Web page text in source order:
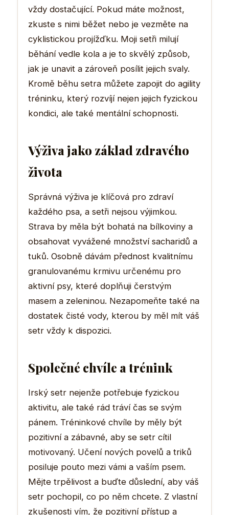
vždy dostačující. Pokud máte možnost,
zkuste s nimi běžet nebo je vezměte na
cyklistickou projížďku. Moji setři milují
běhání vedle kola a je to skvělý způsob,
jak je unavit a zároveň posílit jejich svaly.
Kromě běhu setra můžete zapojit do agility
tréninku, který rozvíjí nejen jejich fyzickou
kondici, ale také mentální schopnosti.
Výživa jako základ zdravého
života
Správná výživa je klíčová pro zdraví
každého psa, a setři nejsou výjimkou.
Strava by měla být bohatá na bílkoviny a
obsahovat vyvážené množství sacharidů a
tuků. Osobně dávám přednost kvalitnímu
granulovanému krmivu určenému pro
aktivní psy, které doplňuji čerstvým
masem a zeleninou. Nezapomeňte také na
dostatek čisté vody, kterou by měl mít váš
setr vždy k dispozici.
Společné chvíle a trénink
Irský setr nejenže potřebuje fyzickou
aktivitu, ale také rád tráví čas se svým
pánem. Tréninkové chvíle by měly být
pozitivní a zábavné, aby se setr cítil
motivovaný. Učení nových povelů a triků
posiluje pouto mezi vámi a vaším psem.
Mějte trpělivost a buďte důslední, aby váš
setr pochopil, co po něm chcete. Z vlastní
zkušenosti vím, že pozitivní přístup a